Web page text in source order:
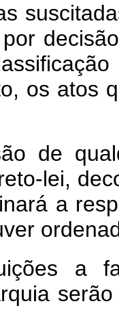
os atos
de
lei,
a
a